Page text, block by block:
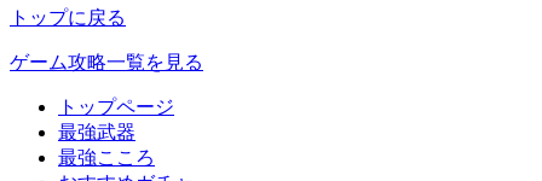
トップに戻る
ゲーム攻略一覧を見る
トップページ
最強武器
最強こころ